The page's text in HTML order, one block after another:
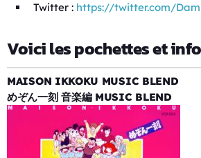
Twitter : https://twitter.com/
Voici les pochettes et
MAISON IKKOKU MUSIC BLEND
めぞん一刻 音楽編 MUSIC BLEND